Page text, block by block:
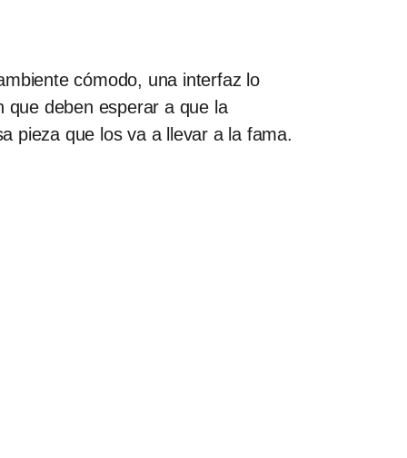
cómodo, una interfaz lo
que deben esperar a que la
pieza que los va a llevar a la fama.